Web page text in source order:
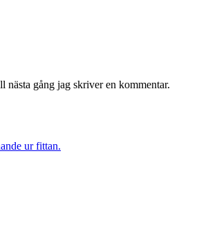
nästa gång jag skriver en kommentar.
ur fittan.